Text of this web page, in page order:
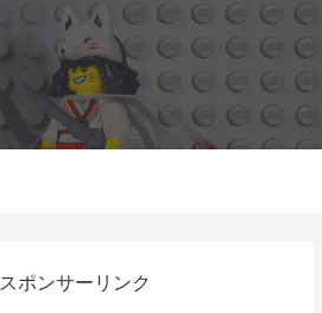
スポンサーリンク